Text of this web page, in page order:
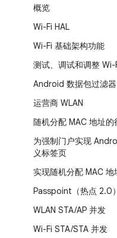
概览
Wi-Fi HAL
Wi-Fi 基础架构功能
测试、调试和调整 Wi-
Android 数据包过滤器
运营商 WLAN
随机分配 MAC 地址的
为强制门户实现
义标签页
实现随机分配 MAC 地
Passpoint（热点 2.0）
WLAN STA/AP 并发
Wi-Fi STA/STA 并发